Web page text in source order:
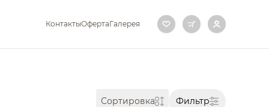
КонтактыОфертаГалерея
Сортировка Фильтр